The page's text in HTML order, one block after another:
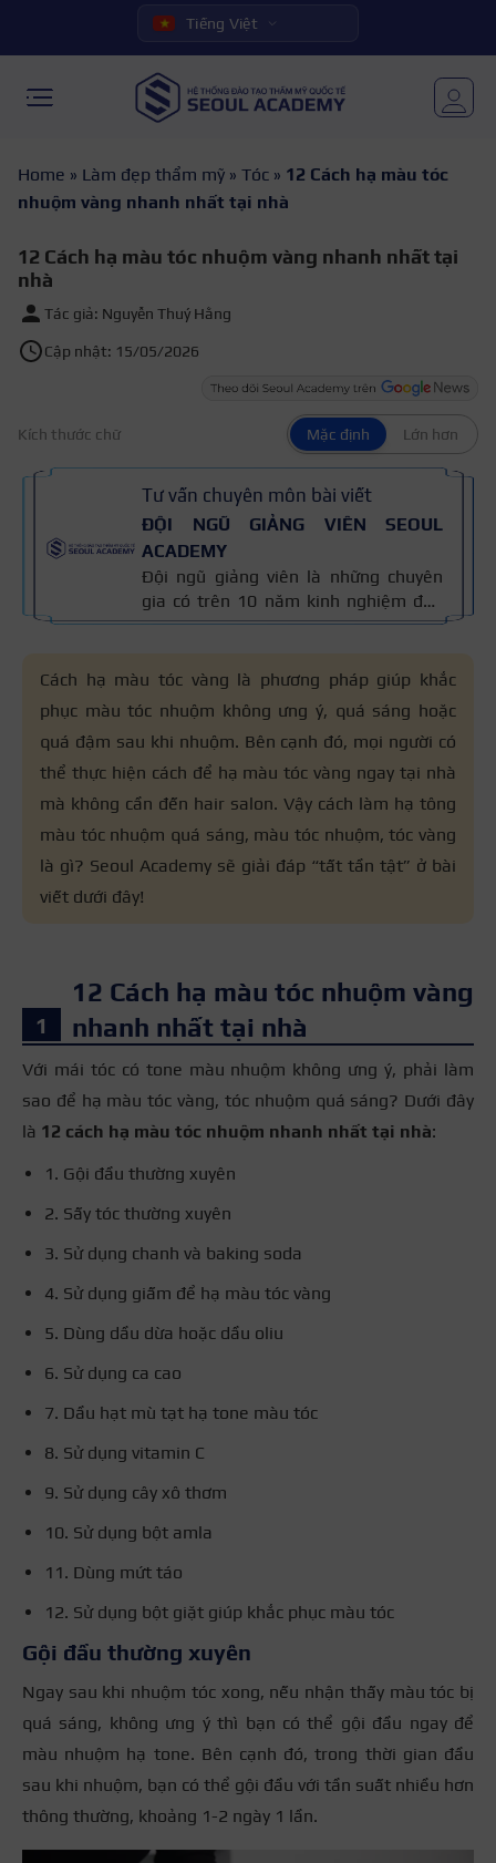
Tiếng Việt
Home » Làm đẹp thẩm mỹ » Tóc » 12 Cách hạ màu tóc
nhuộm vàng nhanh nhất tại nhà
12 Cách hạ màu tóc nhuộm vàng nhanh nhất tại
nhà
Tác giả: Nguyễn Thuý Hằng
Cập nhật: 15/05/2026
Kích thước chữ Mặc định Lớn hơn
Tư vấn chuyên môn bài viết
ĐỘI NGŨ GIẢNG VIÊN SEOUL
ACADEMY
Đội ngũ giảng viên là những chuyên
gia có trên 10 năm kinh nghiệm đào
tạo nghề và kiến thức thẩm mỹ
nối mi, trang điểm, tóc. Nội dung bài
đào tạo và kinh nghiệm giảng dạy
thực tế, đồng thời được cập nhật
thường xuyên để đảm bảo tính chính
xác.
Cách hạ màu tóc vàng là phương pháp giúp khắc
phục màu tóc nhuộm không ưng ý, quá sáng hoặc
quá đậm sau khi nhuộm. Bên cạnh đó, mọi người có
thể thực hiện cách để hạ màu tóc vàng ngay tại nhà
mà không cần đến hair salon. Vậy cách làm hạ tông
màu tóc nhuộm quá sáng, màu tóc nhuộm, tóc vàng
là gì? Seoul Academy sẽ giải đáp “tất tần tật” ở bài
viết dưới đây!
12 Cách hạ màu tóc nhuộm vàng
nhanh nhất tại nhà
Với mái tóc có tone màu nhuộm không ưng ý, phải làm
sao để hạ màu tóc vàng, tóc nhuộm quá sáng? Dưới đây
là 12 cách hạ màu tóc nhuộm nhanh nhất tại nhà:
1. Gội đầu thường xuyên
2. Sấy tóc thường xuyên
3. Sử dụng chanh và baking soda
4. Sử dụng giấm để hạ màu tóc vàng
5. Dùng dầu dừa hoặc dầu oliu
6. Sử dụng ca cao
7. Dầu hạt mù tạt hạ tone màu tóc
8. Sử dụng vitamin C
9. Sử dụng cây xô thơm
10. Sử dụng bột amla
11. Dùng mứt táo
12. Sử dụng bột giặt giúp khắc phục màu tóc
Gội đầu thường xuyên
Ngay sau khi nhuộm tóc xong, nếu nhận thấy màu tóc bị
quá sáng, không ưng ý thì bạn có thể gội đầu ngay để
màu nhuộm hạ tone. Bên cạnh đó, trong thời gian đầu
sau khi nhuộm, bạn có thể gội đầu với tần suất nhiều hơn
thông thường, khoảng 1-2 ngày 1 lần.